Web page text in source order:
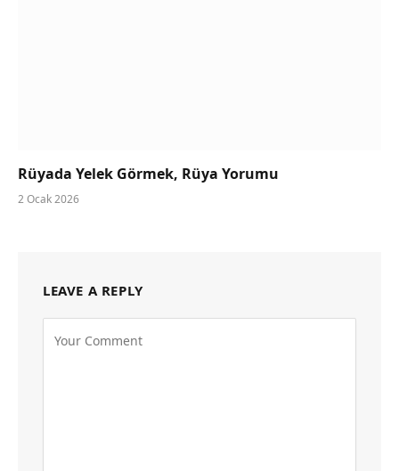
Rüyada Yelek Görmek, Rüya Yorumu
2 Ocak 2026
LEAVE A REPLY